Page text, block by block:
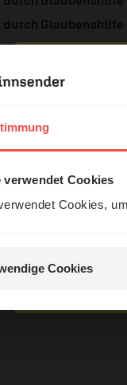
verwendet Cookies
Cookies,
Cookies
durch Glaubenshilfe
durch
online lesenErzähl mal!
Das erleben
und Hörer mit
Jetzt